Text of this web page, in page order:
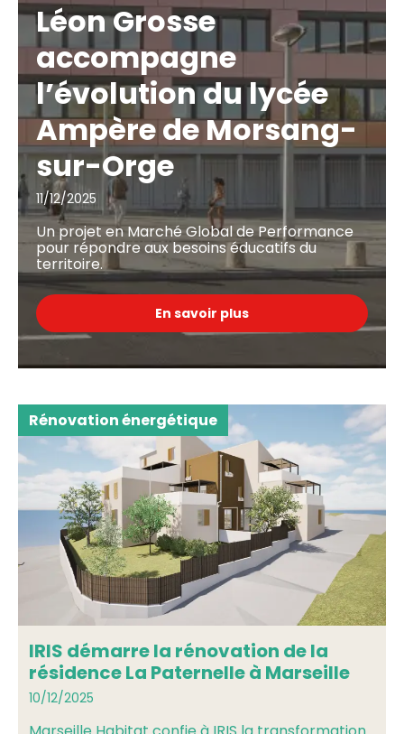
Léon Grosse
accompagne
l’évolution du lycée
Ampère de Morsang-
sur-Orge
11/12/2025
Un projet en Marché Global de Performance
pour répondre aux besoins éducatifs du
territoire.
En savoir plus
Rénovation énergétique
IRIS démarre la rénovation de la
résidence La Paternelle à Marseille
10/12/2025